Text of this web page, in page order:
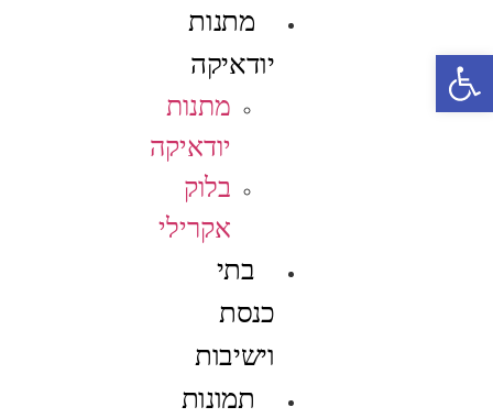
מתנות
יודאיקה
מתנות
יודאיקה
בלוק
אקרילי
בתי
כנסת
וישיבות
תמונות
פתח סרגל נגישות